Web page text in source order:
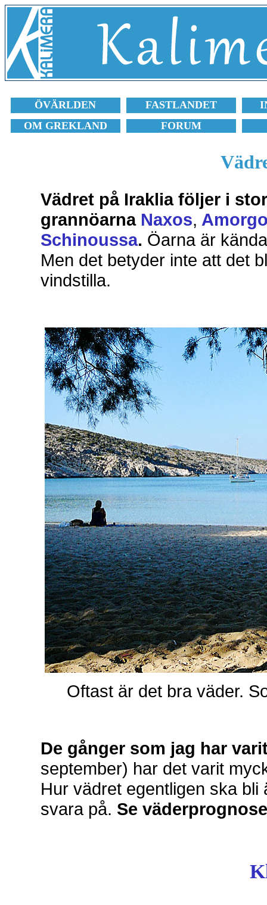
ÖVÄRLDEN FASTLANDET
OM GREKLAND
FORUM
Vädret på Iraklia följer i
grannöarna Naxos,
Schinoussa. Öarna är
Men det betyder inte att det
vindstilla.
Oftast är det bra väder.
De gånger som jag har
september) har det varit
Hur vädret egentligen ska
svara på. Se